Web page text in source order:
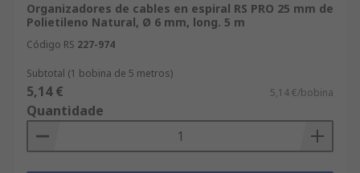
Organizadores de cables en espiral RS PRO 25 mm de
Polietileno Natural, Ø 6 mm, long. 5 m
Código RS 227-974
Subtotal (1 bobina de 5 metros)
5,14 € 5,14 €/bobina
Quantidade